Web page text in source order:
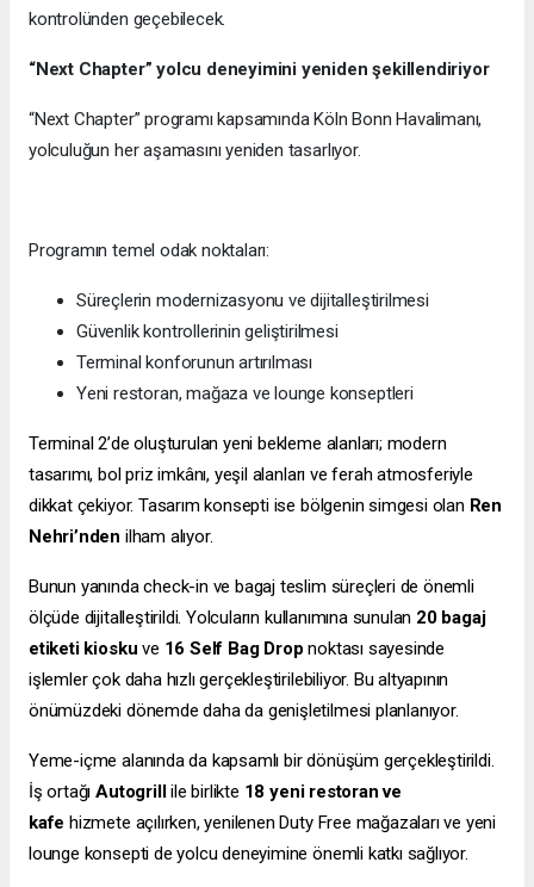
kontrolünden geçebilecek.
“Next Chapter” yolcu deneyimini yeniden şekillendiriyor
“Next Chapter” programı kapsamında Köln Bonn Havalimanı,
yolculuğun her aşamasını yeniden tasarlıyor.
Programın temel odak noktaları:
Süreçlerin modernizasyonu ve dijitalleştirilmesi
Güvenlik kontrollerinin geliştirilmesi
Terminal konforunun artırılması
Yeni restoran, mağaza ve lounge konseptleri
Terminal 2’de oluşturulan yeni bekleme alanları; modern
tasarımı, bol priz imkânı, yeşil alanları ve ferah atmosferiyle
dikkat çekiyor. Tasarım konsepti ise bölgenin simgesi olan Ren
Nehri’nden ilham alıyor.
Bunun yanında check-in ve bagaj teslim süreçleri de önemli
ölçüde dijitalleştirildi. Yolcuların kullanımına sunulan 20 bagaj
etiketi kiosku ve 16 Self Bag Drop noktası sayesinde
işlemler çok daha hızlı gerçekleştirilebiliyor. Bu altyapının
önümüzdeki dönemde daha da genişletilmesi planlanıyor.
Yeme-içme alanında da kapsamlı bir dönüşüm gerçekleştirildi.
İş ortağıAutogrillile birlikte 18 yeni restoran ve
kafe hizmete açılırken, yenilenen Duty Free mağazaları ve yeni
lounge konsepti de yolcu deneyimine önemli katkı sağlıyor.